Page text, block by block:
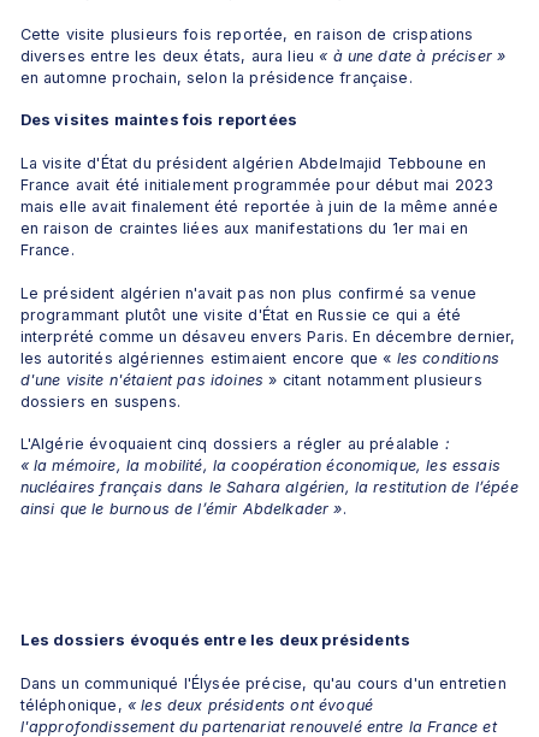
Cette visite plusieurs fois reportée, en raison de crispations
diverses entre les deux états, aura lieu
en automne prochain, selon la présidence française.
Des visites maintes fois reportées
La visite d'État du président algérien Abdelmajid Tebboune en
France avait été initialement programmée pour début mai 2023
mais elle avait finalement été reportée à juin de la même année
en raison de craintes liées aux manifestations du 1er mai en
France.
Le président algérien n'avait pas non plus confirmé sa venue
programmant plutôt une visite d'État en Russie ce qui a été
interprété comme un désaveu envers Paris. En décembre dernier,
les autorités algériennes estimaient encore que « les conditions
d'une visite n'étaient pas idoines » citant notamment plusieurs
dossiers en suspens.
L'Algérie évoquaient cinq dossiers a régler au préalable :
« la mémoire, la mobilité, la coopération économique, les essais
nucléaires français dans le Sahara algérien, la restitution de l’épée
ainsi que le burnous de l’émir Abdelkader ».
Les dossiers évoqués entre les deux présidents
Dans un communiqué l'Élysée précise, qu'au cours d'un entretien
téléphonique, « les deux présidents ont évoqué
l'approfondissement du partenariat renouvelé entre la France et